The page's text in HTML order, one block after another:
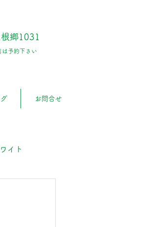
郷1031
は予約下さい
お問合せ
イト